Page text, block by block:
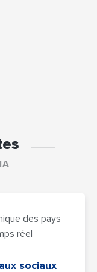
des pays
réel
sociaux